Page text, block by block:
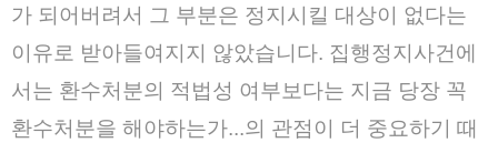
가 되어버려서 그 부분은 정지시킬 대상이 없다는
이유로 받아들여지지 않았습니다. 집행정지사건에
서는 환수처분의 적법성 여부보다는 지금 당장 꼭
환수처분을 해야하는가...의 관점이 더 중요하기 때